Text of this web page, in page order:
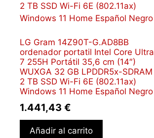
LG Gram 14Z90T-G.AD8BB
ordenador portatil Intel Core Ultra
7 255H Portátil 35,6 cm (14″)
WUXGA 32 GB LPDDR5x-SDRAM
2 TB SSD Wi-Fi 6E (802.11ax)
Windows 11 Home Español Negro
1.441,43 €
Añadir al carrito